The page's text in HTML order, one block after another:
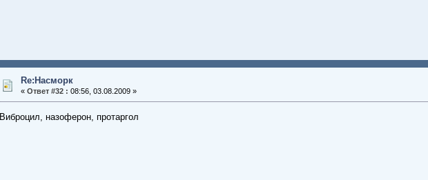
Re:Насморк
« Ответ #32 : 08:56, 03.08.2009 »
Виброцил, назоферон, протаргол